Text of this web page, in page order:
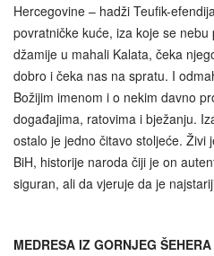
Hercegovine – hadži Teufik-
povratničke kuće, iza koje se
džamije u mahali Kalata, čeka
dobro i čeka nas na spratu. I
Božijim imenom i o nekim davno
događajima, ratovima i bježanju.
ostalo je jedno čitavo stoljeće. Živi
BiH, historije naroda čiji je on
siguran, ali da vjeruje da je
MEDRESA IZ GORNJEG ŠEHERA